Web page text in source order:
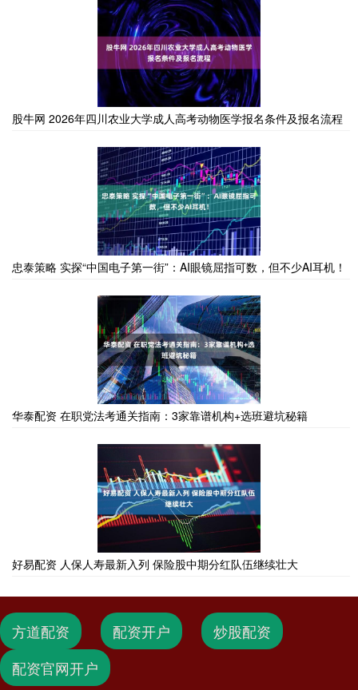
股牛网 2026年四川农业大学成人高考动物医学报名条件及报名流程
忠泰策略 实探“中国电子第一街”：AI眼镜屈指可数，但不少AI耳机！
华泰配资 在职党法考通关指南：3家靠谱机构+选班避坑秘籍
好易配资 人保人寿最新入列 保险股中期分红队伍继续壮大
方道配资 配资开户
炒股配资
配资官网开户